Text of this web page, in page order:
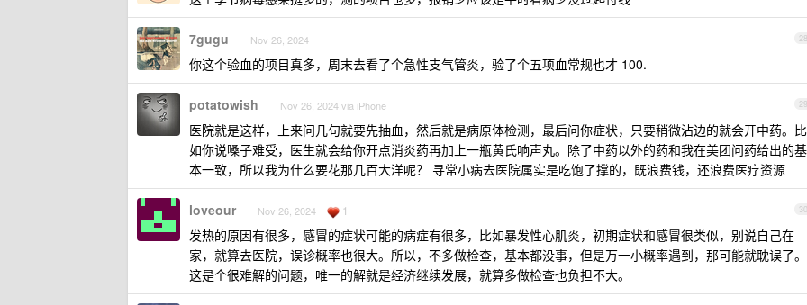
28
7gugu Nov 26, 2024
你这个验血的项目真多，周末去看了个急性支气管炎，验了个五项血常规也才 100.
29
potatowish Nov 26, 2024 via iPhone
医院就是这样，上来问几句就要先抽血，然后就是病原体检测，最后问你症状，只要稍微沾边的就会开中药。比
如你说嗓子难受，医生就会给你开点消炎药再加上一瓶黄氏响声丸。除了中药以外的药和我在美团问药给出的基
本一致，所以我为什么要花那几百大洋呢？ 寻常小病去医院属实是吃饱了撑的，既浪费钱，还浪费医疗资源
30
loveour Nov 26, 2024 1
发热的原因有很多，感冒的症状可能的病症有很多，比如暴发性心肌炎，初期症状和感冒很类似，别说自己在
家，就算去医院，误诊概率也很大。所以，不多做检查，基本都没事，但是万一小概率遇到，那可能就耽误了。
这是个很难解的问题，唯一的解就是经济继续发展，就算多做检查也负担不大。